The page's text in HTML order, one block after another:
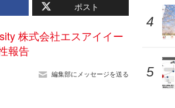
ポスト
株式会社エスアイイー
報告
編集部にメッセージを送る